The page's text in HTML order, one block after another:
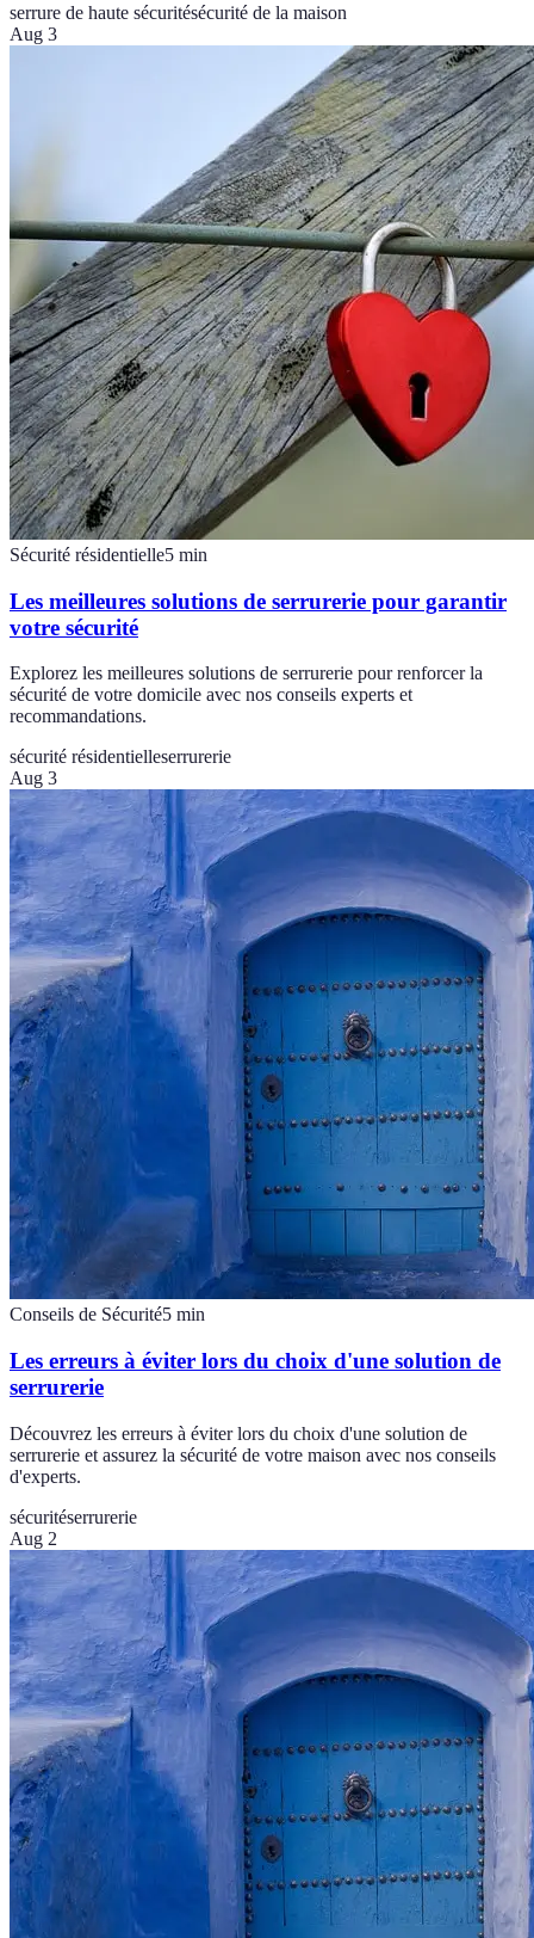
serrure de haute sécuritésécurité de la maison
Aug 3
Sécurité résidentielle5 min
Les meilleures solutions de serrurerie pour garantir
votre sécurité
Explorez les meilleures solutions de serrurerie pour renforcer la
sécurité de votre domicile avec nos conseils experts et
recommandations.
sécurité résidentielleserrurerie
Aug 3
Conseils de Sécurité5 min
Les erreurs à éviter lors du choix d'une solution de
serrurerie
Découvrez les erreurs à éviter lors du choix d'une solution de
serrurerie et assurez la sécurité de votre maison avec nos conseils
d'experts.
sécuritéserrurerie
Aug 2